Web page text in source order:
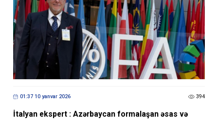
01:37 10 yanvar 2026 394
İtalyan ekspert : Azərbaycan formalaşan əsas və